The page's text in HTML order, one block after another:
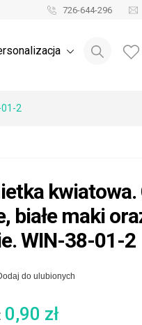
726-644-296
Blog ślubny
2
kwiatowa.
białe maki
WIN-38-01-2
do ulubionych
0,90 zł